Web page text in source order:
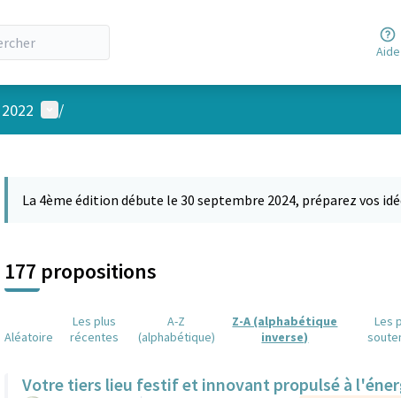
Aide
Menu utilisateur
/
La 4ème édition débute le 30 septembre 2024, préparez vos
177 propositions
Aléatoire
Les plus
récentes
A-Z
(alphabétique)
Z-A (alphabétique
inverse)
Les
Votre tiers lieu festif et innovant propulsé à